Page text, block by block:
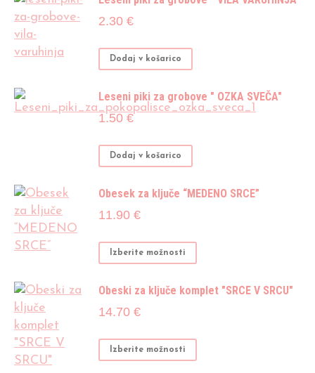
2.30 €
Dodaj v košarico
Leseni piki za grobove " OZKA SVEČA"
1.50 €
Dodaj v košarico
Obesek za ključe “MEDENO SRCE”
11.90 €
Izberite možnosti
izdelek
ima
Možnosti
Obeski za ključe komplet "SRCE V SRCU"
14.70 €
Izberite možnosti
izdelek